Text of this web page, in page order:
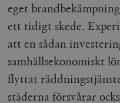
eget
ett tidigt skede.
att en sådan
samhällsekonomiskt
flyttat
städerna försvårar